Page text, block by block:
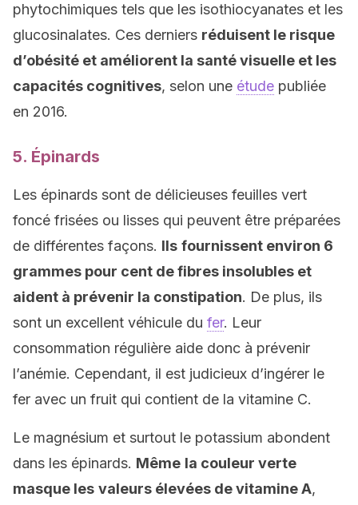
phytochimiques tels que les isothiocyanates et les
glucosinalates. Ces derniers réduisent le risque
d’obésité et améliorent la santé visuelle et les
capacités cognitives, selon une étude publiée
en 2016.
5. Épinards
Les épinards sont de délicieuses feuilles vert
foncé frisées ou lisses qui peuvent être préparées
de différentes façons. Ils fournissent environ 6
grammes pour cent de fibres insolubles et
aident à prévenir la constipation. De plus, ils
sont un excellent véhicule du fer. Leur
consommation régulière aide donc à prévenir
l’anémie. Cependant, il est judicieux d’ingérer le
fer avec un fruit qui contient de la vitamine C.
Le magnésium et surtout le potassium abondent
dans les épinards. Même la couleur verte
masque les valeurs élevées de vitamine A,